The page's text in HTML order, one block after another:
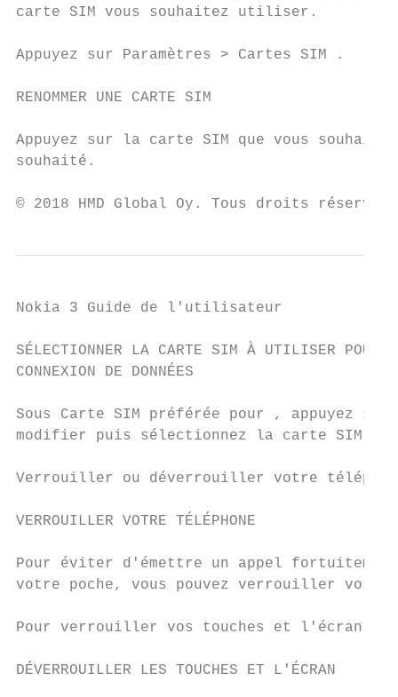
carte SIM vous souhaitez utiliser.
Appuyez sur Paramètres > Cartes SIM .
RENOMMER UNE CARTE SIM
Appuyez sur la carte SIM que vous
souhaité.
© 2018 HMD Global Oy. Tous
Nokia 3 Guide de l'utilisateur
SÉLECTIONNER LA CARTE SIM À UTILISER POUR
CONNEXION DE DONNÉES
Sous Carte SIM préférée pour , appuyez
modifier puis sélectionnez la carte SIM.
Verrouiller ou déverrouiller votre
VERROUILLER VOTRE TÉLÉPHONE
Pour éviter d'émettre un appel
votre poche, vous pouvez verrouiller vos
Pour verrouiller vos touches et l'écran,
DÉVERROUILLER LES TOUCHES ET L'ÉCRAN